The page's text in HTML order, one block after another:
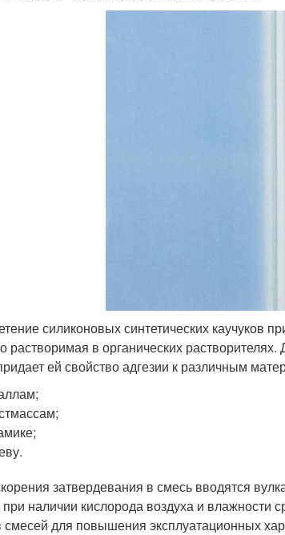
силиконовых синтетических каучуков
растворимая в органических
ей свойство адгезии к различным
затвердевания в смесь вводятся
наличии кислорода воздуха и
смесей для повышения эксплуатационных